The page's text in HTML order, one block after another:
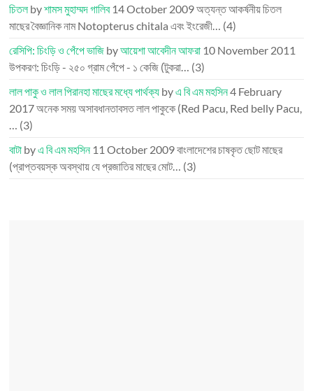
চিতলbyশামস মুহাম্মদ গালিব 14 October 2009অত্যন্ত আকর্ষনীয় চিতল
মাছের বৈজ্ঞানিক নাম Notopterus chitala এবং ইংরেজী… (4)
রেসিপি: চিংড়ি ও পেঁপে ভাজি byআয়েশা আবেদীন আফরা 10 November 2011
উপকরণ: চিংড়ি - ২৫০ গ্রাম পেঁপে - ১ কেজি (টুকরা… (3)
লাল পাকু ও লাল পিরানহা মাছের মধ্যে পার্থক্য byএ বি এম মহসিন4 February
2017অনেক সময় অসাবধানতাবসত লাল পাকুকে (Red Pacu, Red belly Pacu,
… (3)
বাটা byএ বি এম মহসিন 11 October 2009বাংলাদেশের চাষকৃত ছোট মাছের
(প্রাপ্তবয়স্ক অবস্থায় যে প্রজাতির মাছের মোট… (3)